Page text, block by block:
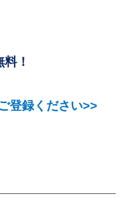
！
登録ください>>